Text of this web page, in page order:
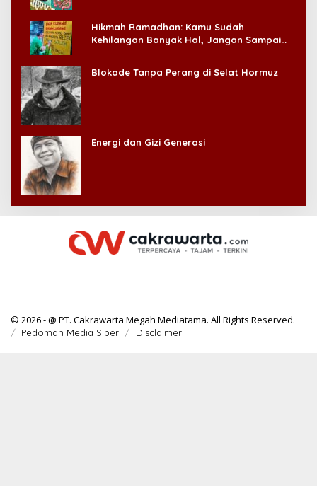
Hikmah Ramadhan: Kamu Sudah
Kehilangan Banyak Hal, Jangan Sampai
Blokade Tanpa Perang di Selat Hormuz
Energi dan Gizi Generasi
© 2026 - @ PT. Cakrawarta Megah Mediatama. All Rights Reserved.
Pedoman Media Siber Disclaimer